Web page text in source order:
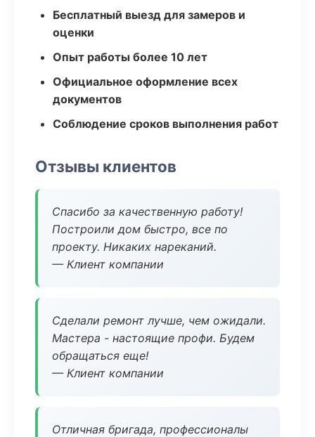
Бесплатный выезд для замеров и
оценки
Опыт работы более 10 лет
Официальное оформление всех
документов
Соблюдение сроков выполнения работ
Отзывы клиентов
Спасибо за качественную работу!
Построили дом быстро, все по
проекту. Никаких нареканий.
— Клиент компании
Сделали ремонт лучше, чем ожидали.
Мастера - настоящие профи. Будем
обращаться еще!
— Клиент компании
Отличная бригада, профессионалы